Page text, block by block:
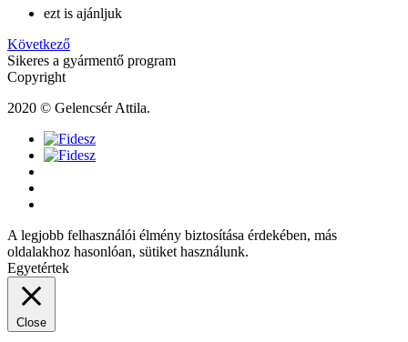
ezt is ajánljuk
Következő
Sikeres a gyármentő program
Copyright
2020 © Gelencsér Attila.
A legjobb felhasználói élmény biztosítása érdekében, más
oldalakhoz hasonlóan, sütiket használunk.
Egyetértek
Close